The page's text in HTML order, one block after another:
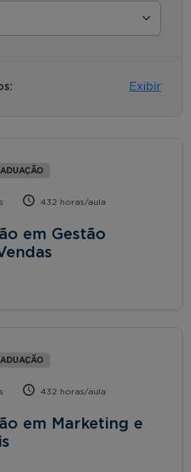
Exibir
432 horas/aula
em Gestão
432 horas/aula
em Marketing e